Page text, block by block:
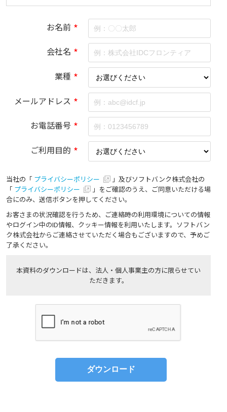
お名前 *
会社名 *
業種 *
メールアドレス *
お電話番号 *
ご利用目的 *
当社の「 プライバシーポリシー
」及びソフトバンク株式会社の
「 プライバシーポリシー
」をご確認のうえ、ご同意いただける場
合にのみ、送信ボタンを押してください。
お客さまの状況確認を行うため、ご連絡時の利用環境についての情報
やログイン中のID情報、クッキー情報を利用いたします。ソフトバン
ク株式会社からご連絡させていただく場合もございますので、予めご
了承ください。
本資料のダウンロードは、法人・個人事業主の方に限らせてい
ただきます。